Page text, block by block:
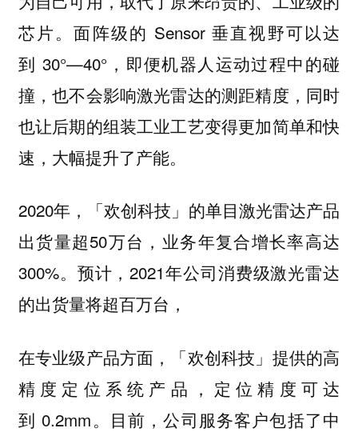
芯片。面阵级的 Sensor 垂直视野可以达
到 30°—40°，即便机器人运动过程中的碰
撞，也不会影响激光雷达的测距精度，同时
也让后期的组装工业工艺变得更加简单和快
速，大幅提升了产能。
2020年，「欢创科技」的单目激光雷达产品
出货量超50万台，业务年复合增长率高达
300%。预计，2021年公司消费级激光雷达
的出货量将超百万台，
在专业级产品方面，「欢创科技」提供的高
精度定位系统产品，定位精度可达
到 0.2mm。目前，公司服务客户包括了中